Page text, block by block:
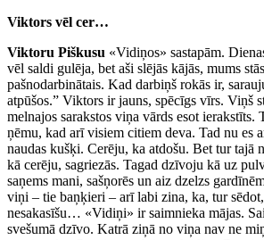
Viktors vēl cer…
Viktoru Piškusu «Vidiņos» sastapām.
vēl saldi gulēja, bet aši slējās kājās, mums
pašnodarbinātais. Kad darbiņš rokās ir,
atpūšos.” Viktors ir jauns, spēcīgs vīrs. Viņš
melnajos sarakstos viņa vārds esot ierakstīts.
ņēmu, kad arī visiem citiem deva. Tad nu es
naudas kušķi. Cerēju, ka atdošu. Bet tur tajā
kā cerēju, sagriezās. Tagad dzīvoju kā uz
saņems mani, sašņorēs un aiz dzelzs
viņi – tie baņķieri – arī labi zina, ka, tur
nesakasīšu… «Vidiņi» ir saimnieka mājas.
svešumā dzīvo. Katrā ziņā no viņa nav ne